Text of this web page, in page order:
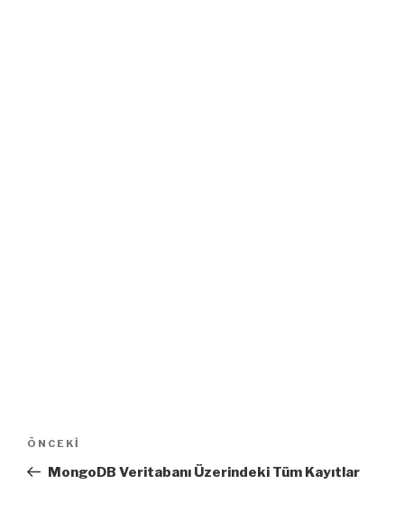
Yazı
Önceki
Yazı
ÖNCEKI
MongoDB Veritabanı Üzerindeki Tüm Kayıtlar